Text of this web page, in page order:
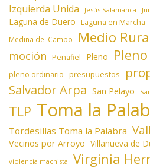
Izquierda Unida Jesús Salamanca
Laguna de Duero Laguna en Marcha
Medina del Campo Medio
moción Peñafiel Pleno
pleno ordinario presupuestos
Salvador Arpa San Pelayo
TLP Toma la
Tordesillas Toma la Palabra
Vecinos por Arroyo Villanueva de
violencia machista Virginia